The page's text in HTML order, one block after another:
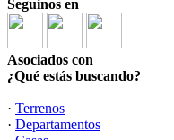
Seguinos en
Asociados con
¿Qué estás buscando?
· Terrenos
· Departamentos